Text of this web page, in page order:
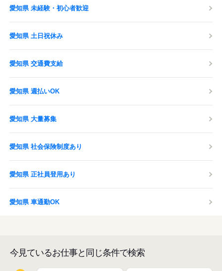
愛知県 未経験・初心者歓迎
愛知県 土日祝休み
愛知県 交通費支給
愛知県 週払いOK
愛知県 大量募集
愛知県 社会保険制度あり
愛知県 正社員登用あり
愛知県 車通勤OK
今見ているお仕事と同じ条件で検索